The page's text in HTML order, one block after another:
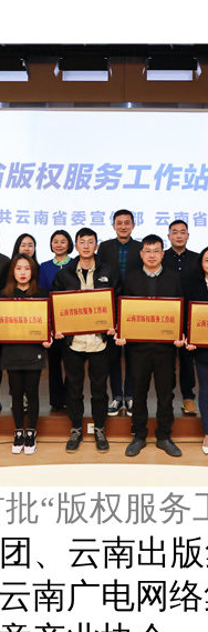
“版权服务
、云南出
南广电网